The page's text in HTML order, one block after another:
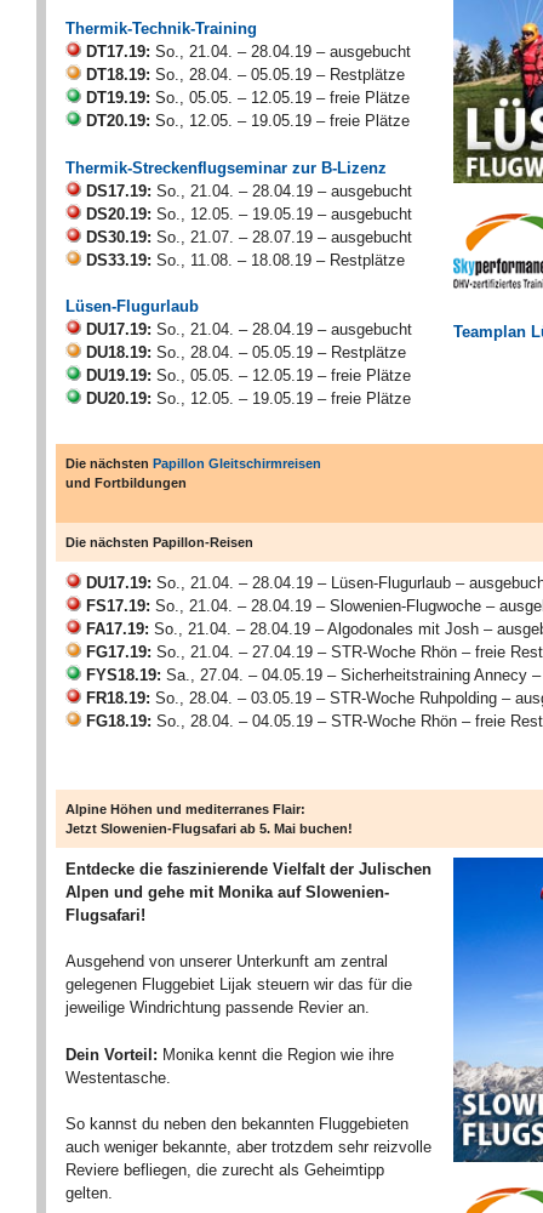
Thermik-Technik-Training
DT17.19: So., 21.04. – 28.04.19 – ausgebucht
DT18.19: So., 28.04. – 05.05.19 – Restplätze
DT19.19: So., 05.05. – 12.05.19 – freie Plätze
DT20.19: So., 12.05. – 19.05.19 – freie Plätze
Thermik-Streckenflugseminar zur B-Lizenz
DS17.19: So., 21.04. – 28.04.19 – ausgebucht
DS20.19: So., 12.05. – 19.05.19 – ausgebucht
DS30.19: So., 21.07. – 28.07.19 – ausgebucht
DS33.19: So., 11.08. – 18.08.19 – Restplätze
Lüsen-Flugurlaub
DU17.19: So., 21.04. – 28.04.19 – ausgebucht
DU18.19: So., 28.04. – 05.05.19 – Restplätze
DU19.19: So., 05.05. – 12.05.19 – freie Plätze
DU20.19: So., 12.05. – 19.05.19 – freie Plätze
Teamplan
Die nächsten Papillon Gleitschirmreisen
und Fortbildungen
Die nächsten Papillon-Reisen
DU17.19: So., 21.04. – 28.04.19 – Lüsen-Flugurlaub –
FS17.19: So., 21.04. – 28.04.19 – Slowenien-Flugwoche –
FA17.19: So., 21.04. – 28.04.19 – Algodonales mit Josh –
FG17.19: So., 21.04. – 27.04.19 – STR-Woche Rhön – freie
FYS18.19: Sa., 27.04. – 04.05.19 – Sicherheitstraining Annecy
FR18.19: So., 28.04. – 03.05.19 – STR-Woche Ruhpolding –
FG18.19: So., 28.04. – 04.05.19 – STR-Woche Rhön – freie
Alpine Höhen und mediterranes Flair:
Jetzt Slowenien-Flugsafari ab 5. Mai buchen!
Entdecke die faszinierende Vielfalt der Julischen
Alpen und gehe mit Monika auf Slowenien-
Flugsafari!
Ausgehend von unserer Unterkunft am zentral
gelegenen Fluggebiet Lijak steuern wir das für die
jeweilige Windrichtung passende Revier an.
Dein Vorteil: Monika kennt die Region wie ihre
Westentasche.
So kannst du neben den bekannten Fluggebieten
auch weniger bekannte, aber trotzdem sehr reizvolle
Reviere befliegen, die zurecht als Geheimtipp
gelten.